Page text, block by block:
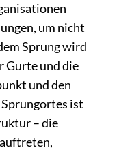
um nicht
Sprung wird
Gurte und die
und den
ist
– die